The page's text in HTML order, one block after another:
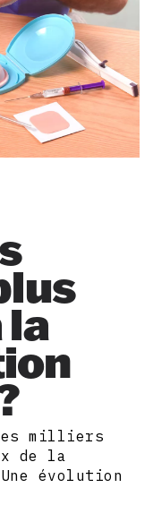
la
milliers
de la
évolution